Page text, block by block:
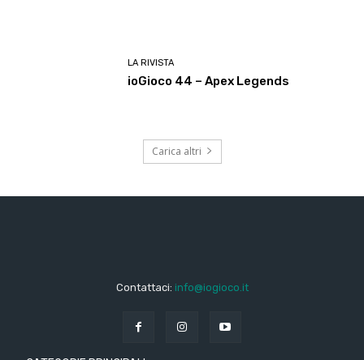
LA RIVISTA
ioGioco 44 – Apex Legends
Carica altri
Contattaci: info@iogioco.it